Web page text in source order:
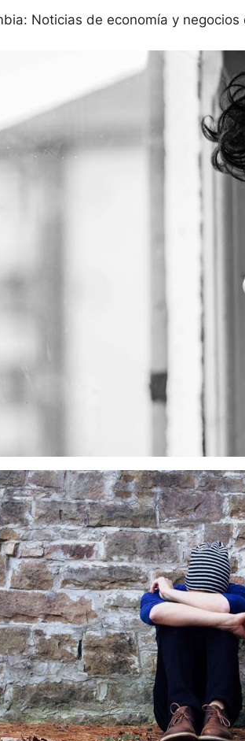
Noticias de economía y negocios